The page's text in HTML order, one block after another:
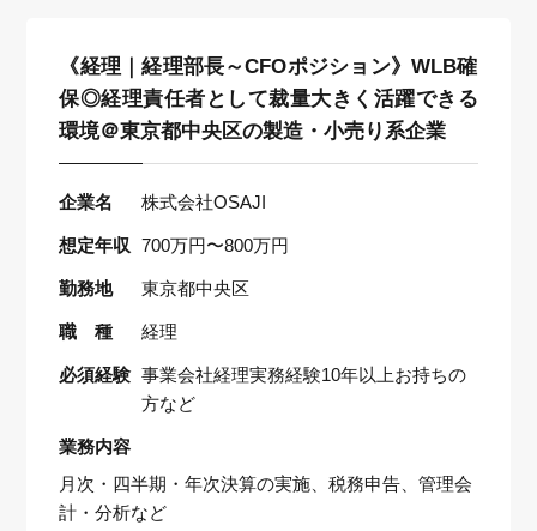
《経理｜経理部長～CFOポジション》WLB確
保◎経理責任者として裁量大きく活躍できる
環境＠東京都中央区の製造・小売り系企業
企業名 株式会社OSAJI
想定年収 700万円〜800万円
勤務地 東京都中央区
職 種 経理
必須経験 事業会社経理実務経験10年以上お持ちの
方など
業務内容
月次・四半期・年次決算の実施、税務申告、管理会
計・分析など